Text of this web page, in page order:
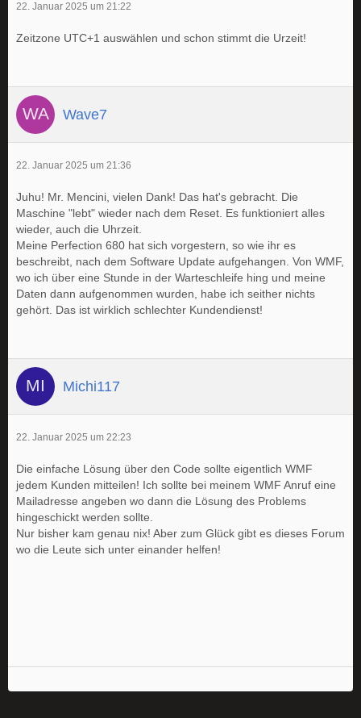
22. Januar 2025 um 21:22
Zeitzone UTC+1 auswählen und schon stimmt die Urzeit!
Wave7
22. Januar 2025 um 21:36
Juhu! Mr. Mencini, vielen Dank! Das hat's gebracht. Die
Maschine "lebt" wieder nach dem Reset. Es funktioniert alles
wieder, auch die Uhrzeit.
Meine Perfection 680 hat sich vorgestern, so wie ihr es
beschreibt, nach dem Software Update aufgehangen. Von WMF,
wo ich über eine Stunde in der Warteschleife hing und meine
Daten dann aufgenommen wurden, habe ich seither nichts
gehört. Das ist wirklich schlechter Kundendienst!
Michi117
22. Januar 2025 um 22:23
Die einfache Lösung über den Code sollte eigentlich WMF
jedem Kunden mitteilen! Ich sollte bei meinem WMF Anruf eine
Mailadresse angeben wo dann die Lösung des Problems
hingeschickt werden sollte.
Nur bisher kam genau nix! Aber zum Glück gibt es dieses Forum
wo die Leute sich unter einander helfen!